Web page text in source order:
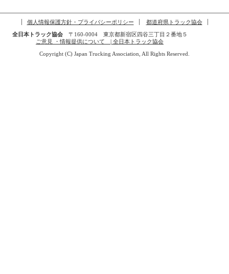
個人情報保護方針・プライバシーポリシー
都道府県トラック協会
全日本トラック協会〒160-0004 東京都新宿区四谷三丁目２番地５
ご意見 ・情報提供について | 全日本トラック協会
Copyright (C) Japan Trucking Association, All Rights Reserved.